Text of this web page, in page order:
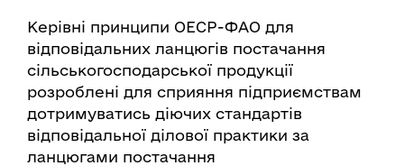
Керівні принципи ОЕСР-ФАО для
відповідальних ланцюгів постачання
сільськогосподарської продукції
розроблені для сприяння підприємствам
дотримуватись діючих стандартів
відповідальної ділової практики за
ланцюгами постачання